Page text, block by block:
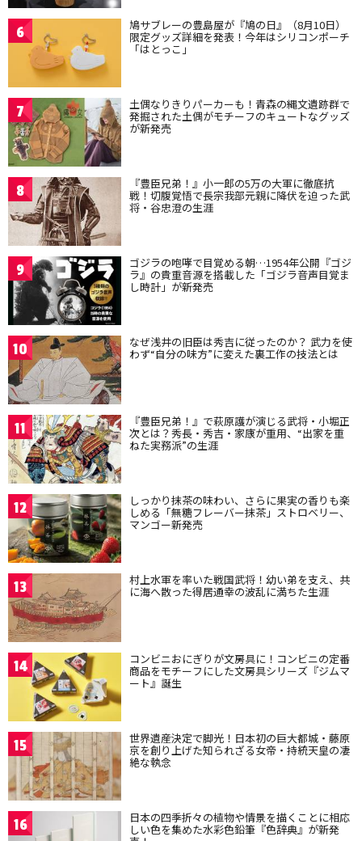
6 鳩サブレーの豊島屋が『鳩の日』（8月10日）
限定グッズ詳細を発表！今年はシリコンポーチ
「はとっこ」
7 土偶なりきりパーカーも！青森の縄文遺跡群で
発掘された土偶がモチーフのキュートなグッズ
が新発売
8 『豊臣兄弟！』小一郎の5万の大軍に徹底抗
戦！切腹覚悟で長宗我部元親に降伏を迫った武
将・谷忠澄の生涯
9 ゴジラの咆哮で目覚める朝…1954年公開『ゴジ
ラ』の貴重音源を搭載した「ゴジラ音声目覚ま
し時計」が新発売
10 なぜ浅井の旧臣は秀吉に従ったのか？ 武力を使
わず“自分の味方”に変えた裏工作の技法とは
11 『豊臣兄弟！』で萩原護が演じる武将・小堀正
次とは？秀長・秀吉・家康が重用、“出家を重
ねた実務派”の生涯
12 しっかり抹茶の味わい、さらに果実の香りも楽
しめる「無糖フレーバー抹茶」ストロベリー、
マンゴー新発売
13 村上水軍を率いた戦国武将！幼い弟を支え、共
に海へ散った得居通幸の波乱に満ちた生涯
14 コンビニおにぎりが文房具に！コンビニの定番
商品をモチーフにした文房具シリーズ『ジムマ
ート』誕生
15 世界遺産決定で脚光！日本初の巨大都城・藤原
京を創り上げた知られざる女帝・持統天皇の凄
絶な執念
16 日本の四季折々の植物や情景を描くことに相応
しい色を集めた水彩色鉛筆『色辞典』が新発